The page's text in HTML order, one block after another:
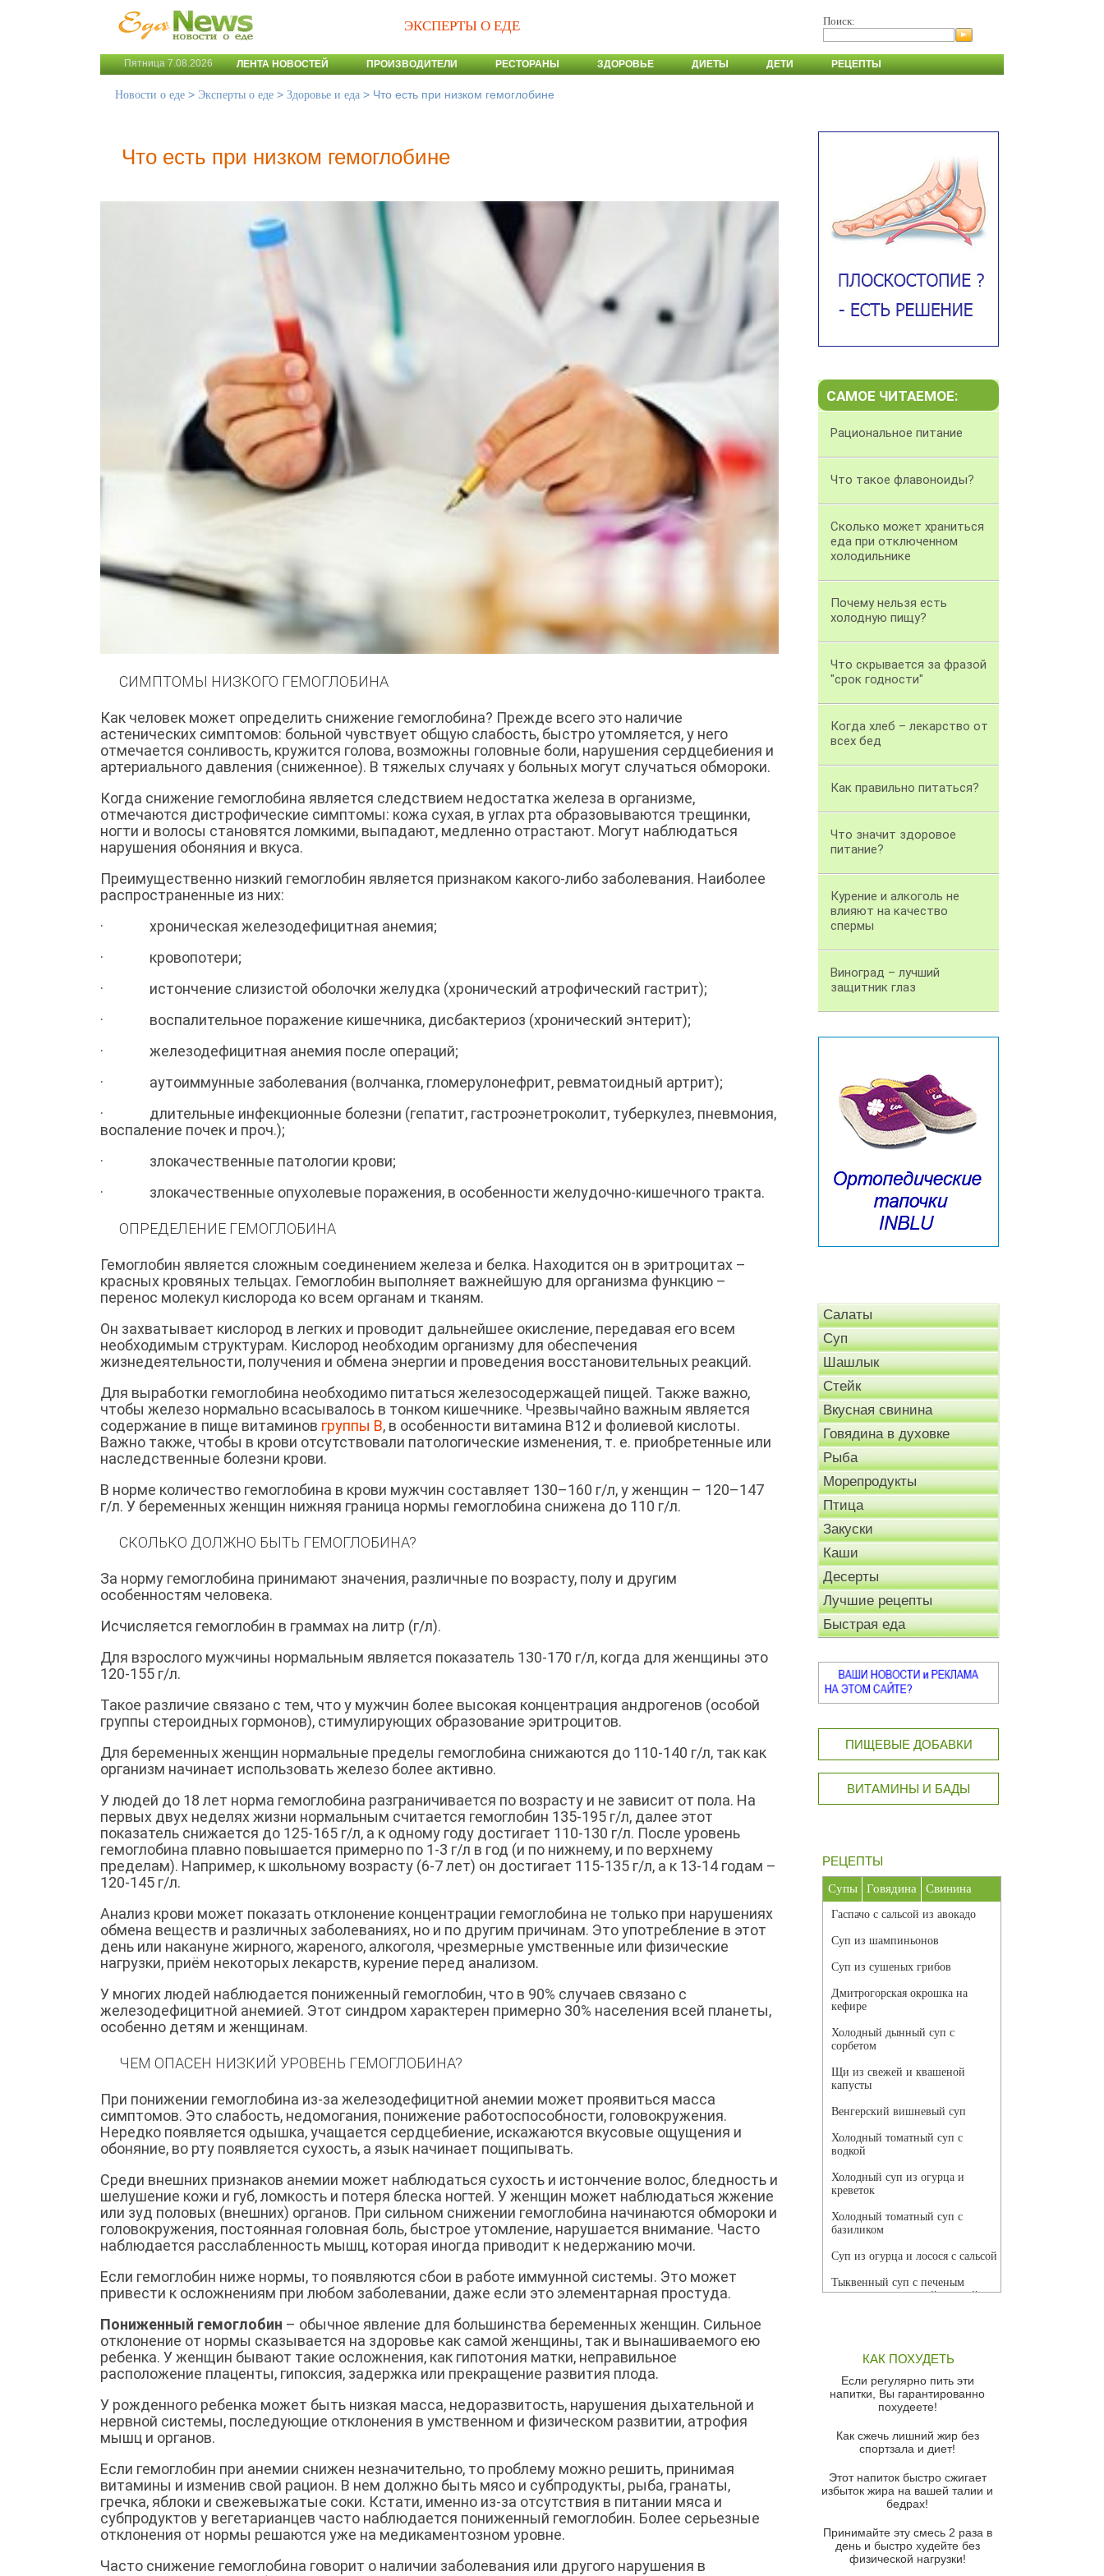
ЭКСПЕРТЫ О ЕДЕ Поиск:
Пятница 7.08.2026 ЛЕНТА НОВОСТЕЙ ПРОИЗВОДИТЕЛИ РЕСТОРАНЫ ЗДОРОВЬЕ ДИЕТЫ ДЕТИ РЕЦЕПТЫ
Новости о еде > Эксперты о еде > Здоровье и еда > Что есть при низком гемоглобине
Что есть при низком гемоглобине
СИМПТОМЫ НИЗКОГО ГЕМОГЛОБИНА
Как человек может определить снижение гемоглобина? Прежде всего это наличие
астенических симптомов: больной чувствует общую слабость, быстро утомляется, у него
отмечается сонливость, кружится голова, возможны головные боли, нарушения сердцебиения и
артериального давления (сниженное). В тяжелых случаях у больных могут случаться обмороки.
Когда снижение гемоглобина является следствием недостатка железа в организме,
отмечаются дистрофические симптомы: кожа сухая, в углах рта образовываются трещинки,
ногти и волосы становятся ломкими, выпадают, медленно отрастают. Могут наблюдаться
нарушения обоняния и вкуса.
Преимущественно низкий гемоглобин является признаком какого-либо заболевания. Наиболее
распространенные из них:
· хроническая железодефицитная анемия;
· кровопотери;
· истончение слизистой оболочки желудка (хронический атрофический гастрит);
· воспалительное поражение кишечника, дисбактериоз (хронический энтерит);
· железодефицитная анемия после операций;
· аутоиммунные заболевания (волчанка, гломерулонефрит, ревматоидный артрит);
· длительные инфекционные болезни (гепатит, гастроэнетроколит, туберкулез, пневмония,
воспаление почек и проч.);
· злокачественные патологии крови;
· злокачественные опухолевые поражения, в особенности желудочно-кишечного тракта.
ОПРЕДЕЛЕНИЕ ГЕМОГЛОБИНА
Гемоглобин является сложным соединением железа и белка. Находится он в эритроцитах –
красных кровяных тельцах. Гемоглобин выполняет важнейшую для организма функцию –
перенос молекул кислорода ко всем органам и тканям.
Он захватывает кислород в легких и проводит дальнейшее окисление, передавая его всем
необходимым структурам. Кислород необходим организму для обеспечения
жизнедеятельности, получения и обмена энергии и проведения восстановительных реакций.
Для выработки гемоглобина необходимо питаться железосодержащей пищей. Также важно,
чтобы железо нормально всасывалось в тонком кишечнике. Чрезвычайно важным является
содержание в пище витаминов группы В, в особенности витамина В12 и фолиевой кислоты.
Важно также, чтобы в крови отсутствовали патологические изменения, т. е. приобретенные или
наследственные болезни крови.
В норме количество гемоглобина в крови мужчин составляет 130–160 г/л, у женщин – 120–147
г/л. У беременных женщин нижняя граница нормы гемоглобина снижена до 110 г/л.
СКОЛЬКО ДОЛЖНО БЫТЬ ГЕМОГЛОБИНА?
За норму гемоглобина принимают значения, различные по возрасту, полу и другим
особенностям человека.
Исчисляется гемоглобин в граммах на литр (г/л).
Для взрослого мужчины нормальным является показатель 130-170 г/л, когда для женщины это
120-155 г/л.
Такое различие связано с тем, что у мужчин более высокая концентрация андрогенов (особой
группы стероидных гормонов), стимулирующих образование эритроцитов.
Для беременных женщин нормальные пределы гемоглобина снижаются до 110-140 г/л, так как
организм начинает использовать железо более активно.
У людей до 18 лет норма гемоглобина разграничивается по возрасту и не зависит от пола. На
первых двух неделях жизни нормальным считается гемоглобин 135-195 г/л, далее этот
показатель снижается до 125-165 г/л, а к одному году достигает 110-130 г/л. После уровень
гемоглобина плавно повышается примерно по 1-3 г/л в год (и по нижнему, и по верхнему
пределам). Например, к школьному возрасту (6-7 лет) он достигает 115-135 г/л, а к 13-14 годам –
120-145 г/л.
Анализ крови может показать отклонение концентрации гемоглобина не только при нарушениях
обмена веществ и различных заболеваниях, но и по другим причинам. Это употребление в этот
день или накануне жирного, жареного, алкоголя, чрезмерные умственные или физические
нагрузки, приём некоторых лекарств, курение перед анализом.
У многих людей наблюдается пониженный гемоглобин, что в 90% случаев связано с
железодефицитной анемией. Этот синдром характерен примерно 30% населения всей планеты,
особенно детям и женщинам.
ЧЕМ ОПАСЕН НИЗКИЙ УРОВЕНЬ ГЕМОГЛОБИНА?
При понижении гемоглобина из-за железодефицитной анемии может проявиться масса
симптомов. Это слабость, недомогания, понижение работоспособности, головокружения.
Нередко появляется одышка, учащается сердцебиение, искажаются вкусовые ощущения и
обоняние, во рту появляется сухость, а язык начинает пощипывать.
Среди внешних признаков анемии может наблюдаться сухость и истончение волос, бледность и
шелушение кожи и губ, ломкость и потеря блеска ногтей. У женщин может наблюдаться жжение
или зуд половых (внешних) органов. При сильном снижении гемоглобина начинаются обмороки и
головокружения, постоянная головная боль, быстрое утомление, нарушается внимание. Часто
наблюдается расслабленность мышц, которая иногда приводит к недержанию мочи.
Если гемоглобин ниже нормы, то появляются сбои в работе иммунной системы. Это может
привести к осложнениям при любом заболевании, даже если это элементарная простуда.
Пониженный гемоглобин – обычное явление для большинства беременных женщин. Сильное
отклонение от нормы сказывается на здоровье как самой женщины, так и вынашиваемого ею
ребенка. У женщин бывают такие осложнения, как гипотония матки, неправильное
расположение плаценты, гипоксия, задержка или прекращение развития плода.
У рожденного ребенка может быть низкая масса, недоразвитость, нарушения дыхательной и
нервной системы, последующие отклонения в умственном и физическом развитии, атрофия
мышц и органов.
Если гемоглобин при анемии снижен незначительно, то проблему можно решить, принимая
витамины и изменив свой рацион. В нем должно быть мясо и субпродукты, рыба, гранаты,
гречка, яблоки и свежевыжатые соки. Кстати, именно из-за отсутствия в питании мяса и
субпродуктов у вегетарианцев часто наблюдается пониженный гемоглобин. Более серьезные
отклонения от нормы решаются уже на медикаментозном уровне.
Часто снижение гемоглобина говорит о наличии заболевания или другого нарушения в
САМОЕ ЧИТАЕМОЕ:
Рациональное питание
Что такое флавоноиды?
Сколько может храниться
еда при отключенном
холодильнике
Почему нельзя есть
холодную пищу?
Что скрывается за фразой
"срок годности"
Когда хлеб – лекарство от
всех бед
Как правильно питаться?
Что значит здоровое
питание?
Курение и алкоголь не
влияют на качество
спермы
Виноград – лучший
защитник глаз
Салаты
Суп
Шашлык
Стейк
Вкусная свинина
Говядина в духовке
Рыба
Морепродукты
Птица
Закуски
Каши
Десерты
Лучшие рецепты
Быстрая еда
ПИЩЕВЫЕ ДОБАВКИ
ВИТАМИНЫ И БАДЫ
РЕЦЕПТЫ
Супы Говядина Свинина
Гаспачо с сальсой из авокадо
Суп из шампиньонов
Суп из сушеных грибов
Дмитрогорская окрошка на
кефире
Холодный дынный суп с
сорбетом
Щи из свежей и квашеной
капусты
Венгерский вишневый суп
Холодный томатный суп с
водкой
Холодный суп из огурца и
креветок
Холодный томатный суп с
базиликом
Суп из огурца и лосося с сальсой
Тыквенный суп с печеным
чесноком и томатной сальсой
красного перца
Парижский луковый суп
Суп из спаржи и горошка с
Суп-крем из цветной капусты
Французский луковый суп
Суп из баклажанов с моцареллой
Грибной крем-суп с кростини с
козьим сыром
КАК ПОХУДЕТЬ
Если регулярно пить эти
напитки, Вы гарантированно
похудеете!
Как сжечь лишний жир без
спортзала и диет!
Этот напиток быстро сжигает
избыток жира на вашей талии и
бедрах!
Принимайте эту смесь 2 раза в
день и быстро худейте без
физической нагрузки!